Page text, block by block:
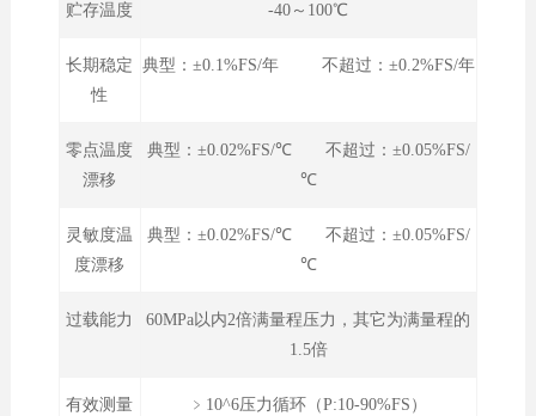
贮存温度 -40～100℃
长期稳定
性
典型：±0.1%FS/年 不超过：±0.2%FS/年
零点温度
漂移
典型：±0.02%FS/℃ 不超过：±0.05%FS/
℃
灵敏度温
度漂移
典型：±0.02%FS/℃ 不超过：±0.05%FS/
℃
过载能力
60MPa以内2倍满量程压力，其它为满量程的
1.5倍
有效测量
﹥10^6压力循环（P:10-90%FS）